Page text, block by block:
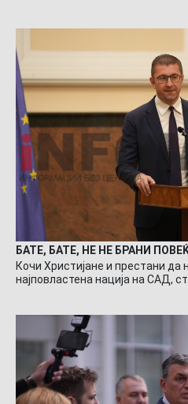
БАТЕ, БАТЕ, НЕ НЕ БРАНИ
Кочи Христијане и престани да
најповластена нација на САД,